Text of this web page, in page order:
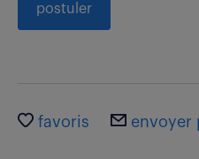
postuler
favoris envoyer